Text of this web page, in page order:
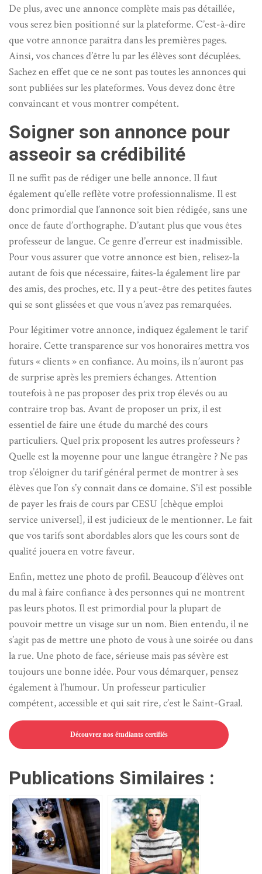
De plus, avec une annonce complète mais pas détaillée,
vous serez bien positionné sur la plateforme. C’est-à-dire
que votre annonce paraîtra dans les premières pages.
Ainsi, vos chances d’être lu par les élèves sont décuplées.
Sachez en effet que ce ne sont pas toutes les annonces qui
sont publiées sur les plateformes. Vous devez donc être
convaincant et vous montrer compétent.
Soigner son annonce pour
asseoir sa crédibilité
Il ne suffit pas de rédiger une belle annonce. Il faut
également qu’elle reflète votre professionnalisme. Il est
donc primordial que l’annonce soit bien rédigée, sans une
once de faute d’orthographe. D’autant plus que vous êtes
professeur de langue. Ce genre d’erreur est inadmissible.
Pour vous assurer que votre annonce est bien, relisez-la
autant de fois que nécessaire, faites-la également lire par
des amis, des proches, etc. Il y a peut-être des petites fautes
qui se sont glissées et que vous n’avez pas remarquées.
Pour légitimer votre annonce, indiquez également le tarif
horaire. Cette transparence sur vos honoraires mettra vos
futurs « clients » en confiance. Au moins, ils n’auront pas
de surprise après les premiers échanges. Attention
toutefois à ne pas proposer des prix trop élevés ou au
contraire trop bas. Avant de proposer un prix, il est
essentiel de faire une étude du marché des cours
particuliers. Quel prix proposent les autres professeurs ?
Quelle est la moyenne pour une langue étrangère ? Ne pas
trop s’éloigner du tarif général permet de montrer à ses
élèves que l’on s’y connaît dans ce domaine. S’il est possible
de payer les frais de cours par CESU [chèque emploi
service universel], il est judicieux de le mentionner. Le fait
que vos tarifs sont abordables alors que les cours sont de
qualité jouera en votre faveur.
Enfin, mettez une photo de profil. Beaucoup d’élèves ont
du mal à faire confiance à des personnes qui ne montrent
pas leurs photos. Il est primordial pour la plupart de
pouvoir mettre un visage sur un nom. Bien entendu, il ne
s’agit pas de mettre une photo de vous à une soirée ou dans
la rue. Une photo de face, sérieuse mais pas sévère est
toujours une bonne idée. Pour vous démarquer, pensez
également à l’humour. Un professeur particulier
compétent, accessible et qui sait rire, c’est le Saint-Graal.
Découvrez nos étudiants certifiés
Publications Similaires :